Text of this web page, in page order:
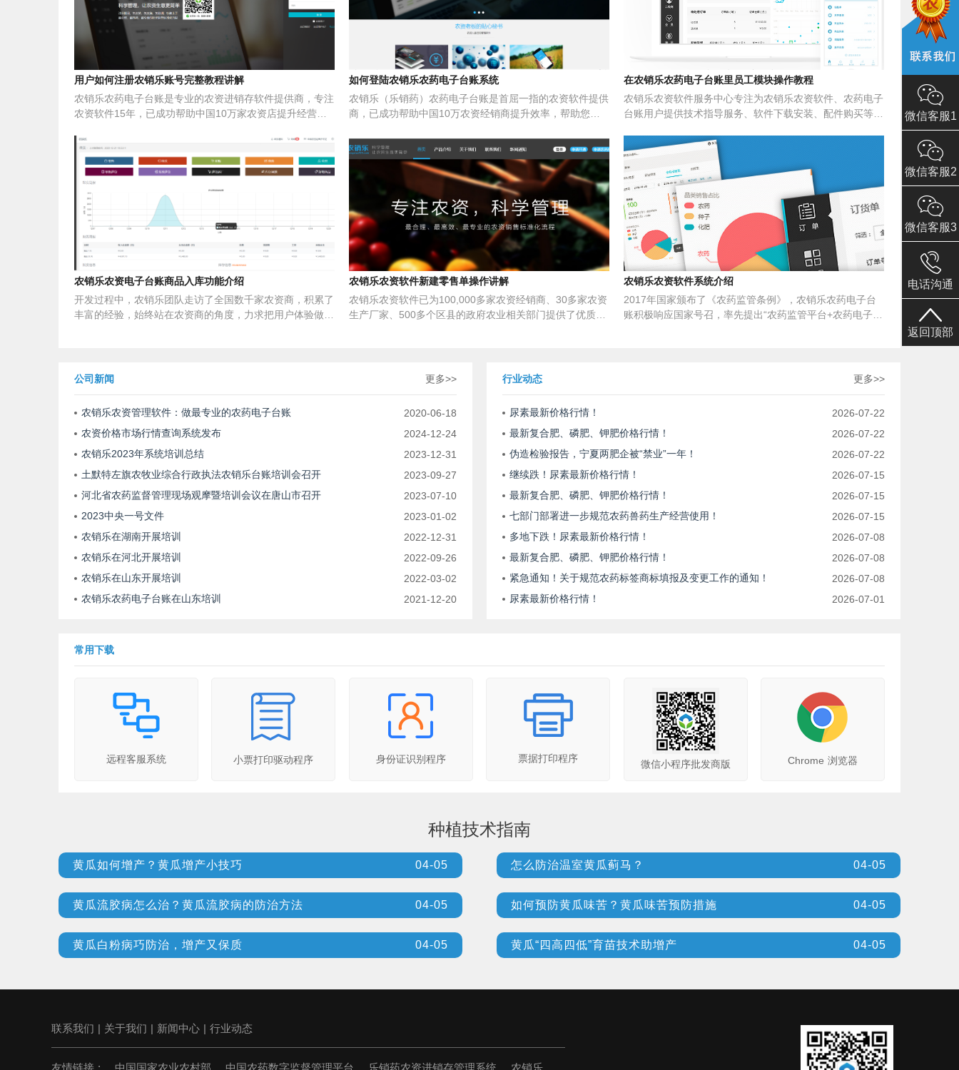
用户如何注册农销乐账号完整教程讲解
农销乐农药电子台账是专业的农资进销存软件提供商，专注
农资软件15年，已成功帮助中国10万家农资店提升经营效
有多少收益、在过去哪个产品卖的最好，账目一目了然，专
业易用，一看就会！
如何登陆农销乐农药电子台账系统
农销乐（乐销药）农药电子台账是首屈一指的农资软件提供
商，已成功帮助中国10万农资经销商提升效率，帮助您了
节一目了然，让农资生意变简单！农销乐农药电子台账是一
款农资管理软件系统，为客户提供标准化的农资电子台账、
农资台账。作为中国农药管理信息平台，完全不同于传统农
资进销存软件，农销乐农资软件专为农资行业设计，全面解
决农药监管、套餐一体化服务、赊销对账、财务统计优化等
农资行业特有问题，功能一应俱全。同时农销乐农资软件还
与中国农药信息网接轨，巧妙的设计将复杂的农资业务流程
的融入系统中，界面简洁，一看就会，注册即用，免安装、
免培训、快速上手。
在农销乐农药电子台账里员工模块操作教程
农销乐农资软件服务中心专注为农销乐农资软件、农药电子
台账用户提供技术指导服务、软件下载安装、配件购买等相
农销乐农资电子台账商品入库功能介绍
开发过程中，农销乐团队走访了全国数千家农资商，积累了
丰富的经验，始终站在农资商的角度，力求把用户体验做到
会，注册既可使用，免安装、免培训、快速上手。专为农资
售、会员、调拨、对账、员工、赠品、政策、客户渠道管理
等功能一应俱全。
农销乐农资软件新建零售单操作讲解
农销乐农资软件已为100,000多家农资经销商、30多家农资
生产厂家、500多个区县的政府农业相关部门提供了优质可
农销乐农资软件系统介绍
2017年国家颁布了《农药监管条例》，农销乐农药电子台
账积极响应国家号召，率先提出“农药监管平台+农药电子台
记数据，按照要求统一定期上报数据，做到了数据双向同
公司新闻 更多>>
农销乐农资管理软件：做最专业的农药电子台账
2020-06-18
农资价格市场行情查询系统发布
2024-12-24
农销乐2023年系统培训总结
2023-12-31
土默特左旗农牧业综合行政执法农销乐台账培训会召开
2023-09-27
河北省农药监督管理现场观摩暨培训会议在唐山市召开
2023-07-10
2023中央一号文件
2023-01-02
农销乐在湖南开展培训
2022-12-31
农销乐在河北开展培训
2022-09-26
农销乐在山东开展培训
2022-03-02
农销乐农药电子台账在山东培训
2021-12-20
行业动态 更多>>
尿素最新价格行情！
2026-07-22
最新复合肥、磷肥、钾肥价格行情！
2026-07-22
伪造检验报告，宁夏两肥企被“禁业”一年！
2026-07-22
继续跌！尿素最新价格行情！
2026-07-15
最新复合肥、磷肥、钾肥价格行情！
2026-07-15
七部门部署进一步规范农药兽药生产经营使用！
2026-07-15
多地下跌！尿素最新价格行情！
2026-07-08
最新复合肥、磷肥、钾肥价格行情！
2026-07-08
紧急通知！关于规范农药标签商标填报及变更工作的通知！
2026-07-08
尿素最新价格行情！
2026-07-01
常用下载
远程客服系统 小票打印驱动程序 身份证识别程序 票据打印程序 微信小程序批发商版 Chrome 浏览器
种植技术指南
黄瓜如何增产？黄瓜增产小技巧 04-05 怎么防治温室黄瓜蓟马？ 04-05
黄瓜流胶病怎么治？黄瓜流胶病的防治方法 04-05 如何预防黄瓜味苦？黄瓜味苦预防措施 04-05
黄瓜白粉病巧防治，增产又保质 04-05 黄瓜“四高四低”育苗技术助增产 04-05
联系我们 | 关于我们 | 新闻中心 | 行业动态
友情链接 : 中国国家农业农村部 中国农药数字监督管理平台 乐销药农资进销存管理系统 农销乐
微信客服1
微信客服2
微信客服3
电话沟通
返回顶部